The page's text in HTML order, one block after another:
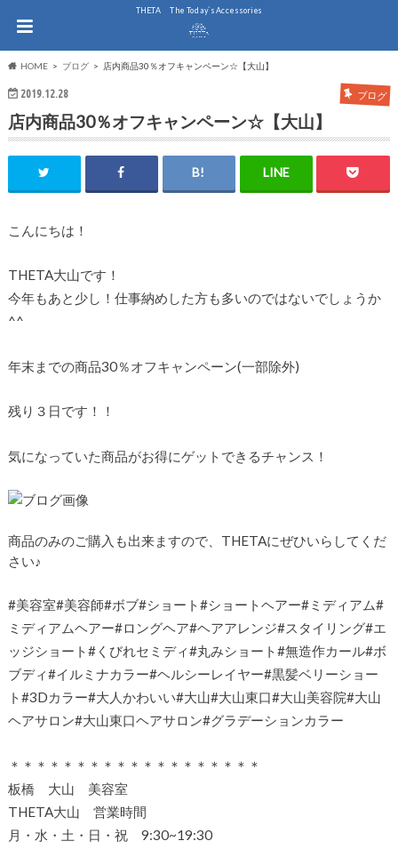
THE.TA The Today`s Accessories
HOME ブログ 店内商品30％オフキャンペーン☆【大山】
2019.12.28 ブログ
店内商品30％オフキャンペーン☆【大山】
こんにちは！
THETA大山です！
今年もあと少し！仕事納めした方も多いのではないでしょうか
^^
年末までの商品30％オフキャンペーン(一部除外)
残り３日です！！
気になっていた商品がお得にゲットできるチャンス！
商品のみのご購入も出来ますので、THETAにぜひいらしてくだ
さい♪
#美容室#美容師#ボブ#ショート#ショートヘアー#ミディアム#
ミディアムヘアー#ロングヘア#ヘアアレンジ#スタイリング#エ
ッジショート#くびれセミディ#丸みショート#無造作カール#ボ
ブディ#イルミナカラー#ヘルシーレイヤー#黒髪ベリーショー
ト#3Dカラー#大人かわいい#大山#大山東口#大山美容院#大山
ヘアサロン#大山東口ヘアサロン#グラデーションカラー
＊＊＊＊＊＊＊＊＊＊＊＊＊＊＊＊＊＊＊
板橋 大山 美容室
THETA大山 営業時間
月・水・土・日・祝 9:30~19:30